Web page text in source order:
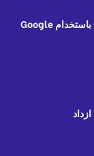
تجاوز القيود في بيانات Google Search Console باستخدام Google